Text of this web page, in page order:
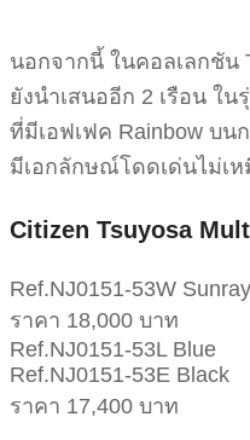
นอกจากนี้ ในคอลเลกชัน
ยังนำเสนออีก 2 เรือน ใ
ที่มีเอฟเฟค Rainbow บ
มีเอกลักษณ์โดดเด่นไม่เ
Citizen Tsuyosa
Ref.NJ0151-53W
ราคา 18,000 บาท
Ref.NJ0151-53L Blue
Ref.NJ0151-53E Black
ราคา 17,400 บาท